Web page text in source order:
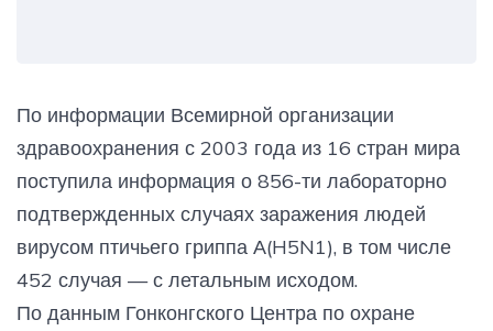
По информации Всемирной организации
здравоохранения с 2003 года из 16 стран мира
поступила информация о 856-ти лабораторно
подтвержденных случаях заражения людей
вирусом птичьего гриппа А(H5N1), в том числе
452 случая — с летальным исходом.
По данным Гонконгского Центра по охране